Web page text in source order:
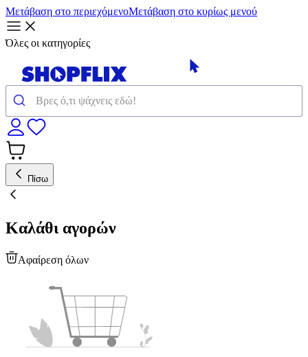
Μετάβαση στο περιεχόμενοΜετάβαση στο κυρίως μενού
Όλες οι κατηγορίες
Πίσω
Καλάθι αγορών
Αφαίρεση όλων